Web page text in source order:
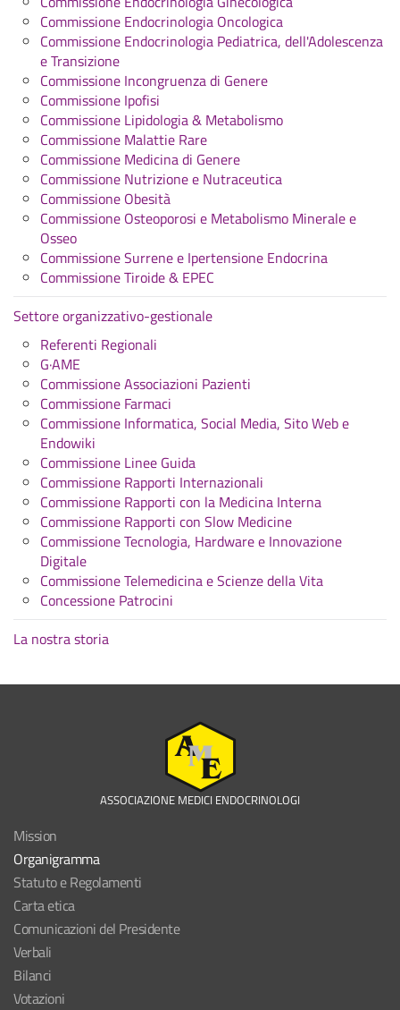
Commissione Endocrinologia Oncologica
Commissione Endocrinologia Pediatrica, dell'Adolescenza
e Transizione
Commissione Incongruenza di Genere
Commissione Ipofisi
Commissione Lipidologia & Metabolismo
Commissione Malattie Rare
Commissione Medicina di Genere
Commissione Nutrizione e Nutraceutica
Commissione Obesità
Commissione Osteoporosi e Metabolismo Minerale e
Osseo
Commissione Surrene e Ipertensione Endocrina
Commissione Tiroide & EPEC
Settore organizzativo-gestionale
Referenti Regionali
G·AME
Commissione Associazioni Pazienti
Commissione Farmaci
Commissione Informatica, Social Media, Sito Web e
Endowiki
Commissione Linee Guida
Commissione Rapporti Internazionali
Commissione Rapporti con la Medicina Interna
Commissione Rapporti con Slow Medicine
Commissione Tecnologia, Hardware e Innovazione
Digitale
Commissione Telemedicina e Scienze della Vita
Concessione Patrocini
La nostra storia
ASSOCIAZIONE MEDICI ENDOCRINOLOGI
Mission
Organigramma
Statuto e Regolamenti
Carta etica
Comunicazioni del Presidente
Verbali
Bilanci
Votazioni